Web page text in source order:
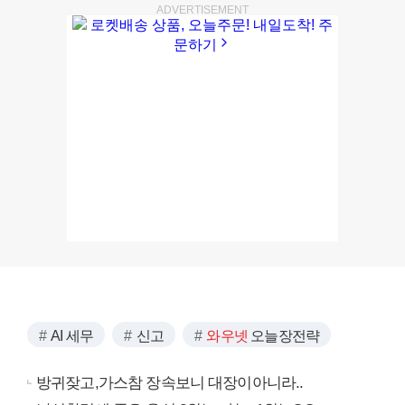
ADVERTISEMENT
AI 세무 신고 와우넷 오늘장전략
방귀잦고,가스참 장속보니 대장이아니라..